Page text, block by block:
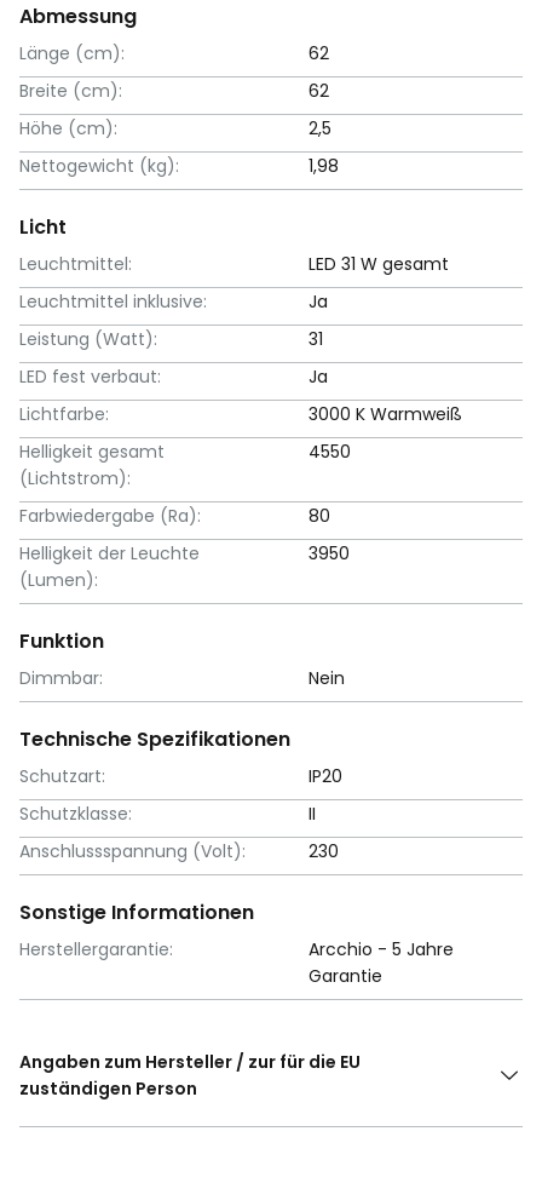
Abmessung
Länge (cm):
62
Breite (cm):
62
Höhe (cm):
2,5
Nettogewicht (kg):
1,98
Licht
Leuchtmittel:
LED 31 W gesamt
Leuchtmittel inklusive:
Ja
Leistung (Watt):
31
LED fest verbaut:
Ja
Lichtfarbe:
3000 K Warmweiß
Helligkeit gesamt
(Lichtstrom):
4550
Farbwiedergabe (Ra):
80
Helligkeit der Leuchte
(Lumen):
3950
Funktion
Dimmbar: Nein
Technische Spezifikationen
Schutzart:
IP20
Schutzklasse:
II
Anschlussspannung (Volt):
230
Sonstige Informationen
Herstellergarantie:
Arcchio - 5 Jahre
Garantie
Angaben zum Hersteller / zur für die EU
zuständigen Person